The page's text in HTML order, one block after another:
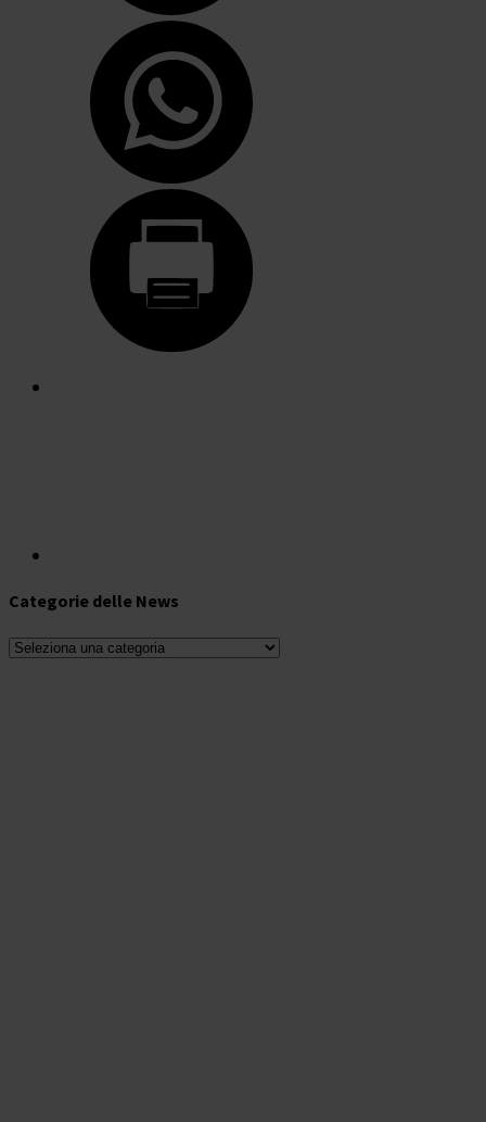
Categorie delle News
Categorie